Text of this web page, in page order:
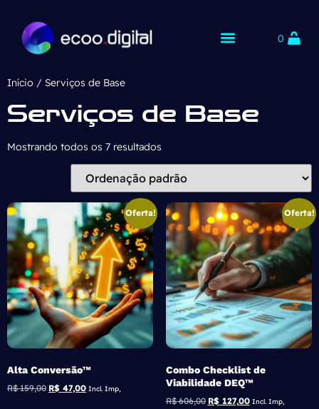
0
Início / Serviços de Base
Serviços de Base
Mostrando todos os 7 resultados
Oferta!
Alta Conversão™
R$159,00 R$ 47,00 Incl. Imp,
Oferta!
Combo Checklist de
Viabilidade DEQ™
R$606,00 R$ 127,00 Incl. Imp,